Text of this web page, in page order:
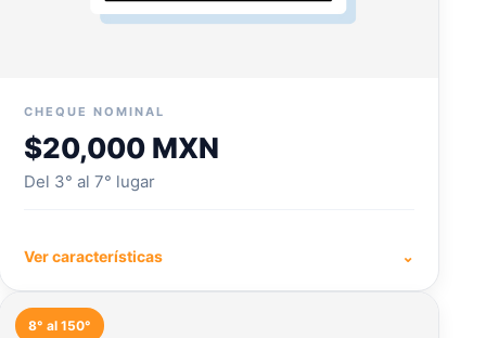
CHEQUE NOMINAL
$20,000 MXN
Del 3° al 7° lugar
Ver características ⌄
8° al 150°